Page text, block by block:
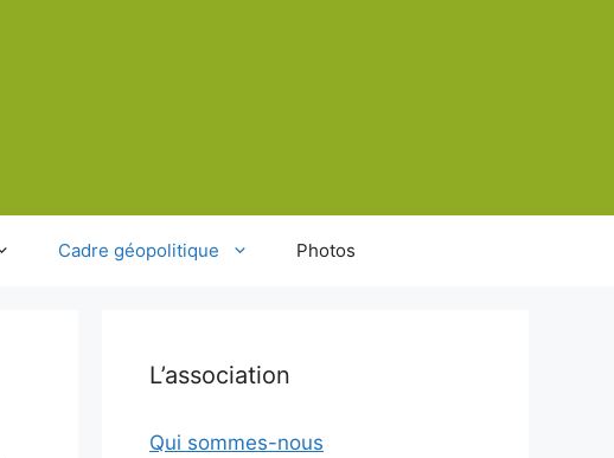
Cadre géopolitique Photos
L’association
Qui sommes-nous